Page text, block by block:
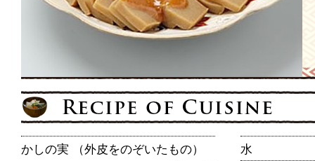
かしの実 （外皮をのぞいたもの）
水